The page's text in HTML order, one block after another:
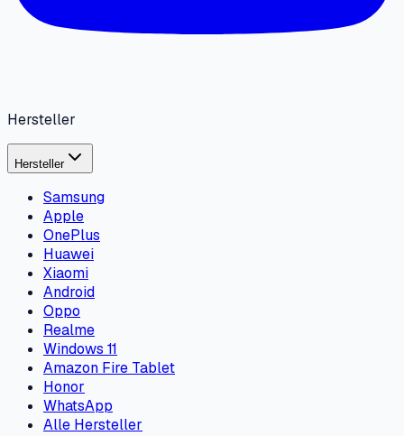
Hersteller
Hersteller
Samsung
Apple
OnePlus
Huawei
Xiaomi
Android
Oppo
Realme
Windows 11
Amazon Fire Tablet
Honor
WhatsApp
Alle Hersteller